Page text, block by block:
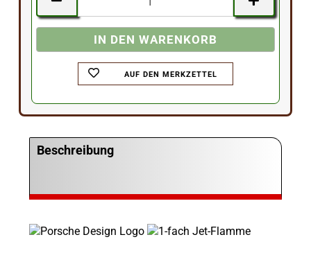
AUF DEN MERKZETTEL
Beschreibung